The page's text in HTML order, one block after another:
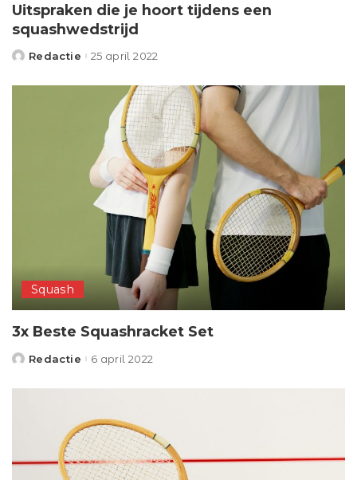
Uitspraken die je hoort tijdens een
squashwedstrijd
Posted
Redactie 25 april 2022
Squash
3x Beste Squashracket Set
Posted
Redactie 6 april 2022